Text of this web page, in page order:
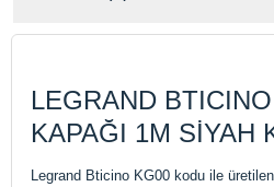
LEGRAND
KAPAĞI 1M SİYAH
Legrand Bticino KG00 kodu ile